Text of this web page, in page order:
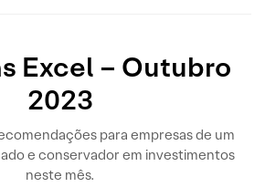
Excel – Outubro
2023
para empresas de um
e conservador em investimentos
neste mês.